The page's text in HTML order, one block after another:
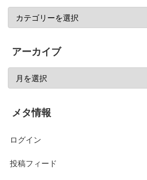
アーカイブ
メタ情報
ログイン
投稿フィード